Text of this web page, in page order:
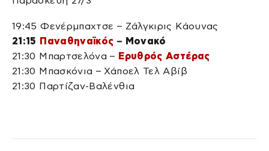
19:45 Φενέρμπαχτσε – Ζάλγκιρις Κάουνας
21:15 Παναθηναϊκός – Μονακό
21:30 Μπαρτσελόνα – Ερυθρός Αστέρας
21:30 Μπασκόνια – Χάποελ Τελ Αβίβ
21:30 Παρτίζαν-Βαλένθια